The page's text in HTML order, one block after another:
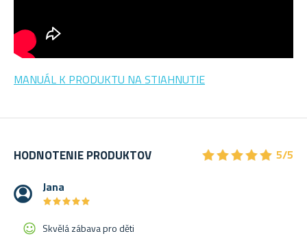
MANUÁL K PRODUKTU NA STIAHNUTIE
HODNOTENIE PRODUKTOV ★★★★★
★★★★★ 5/5
Jana
★★★★★
★★★★★
Skvělá zábava pro děti